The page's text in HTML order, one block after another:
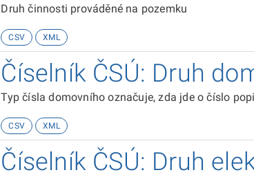
Druh činnosti prováděné na pozemku
CSV XML
Číselník ČSÚ: Druh
Typ čísla domovního označuje, zda jde o číslo
CSV XML
Číselník ČSÚ: Druh